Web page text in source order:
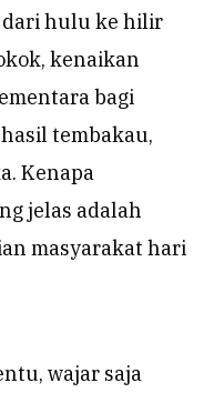
hulu ke hilir
kenaikan
bagi
tembakau,
Kenapa
jelas adalah
masyarakat hari
wajar saja